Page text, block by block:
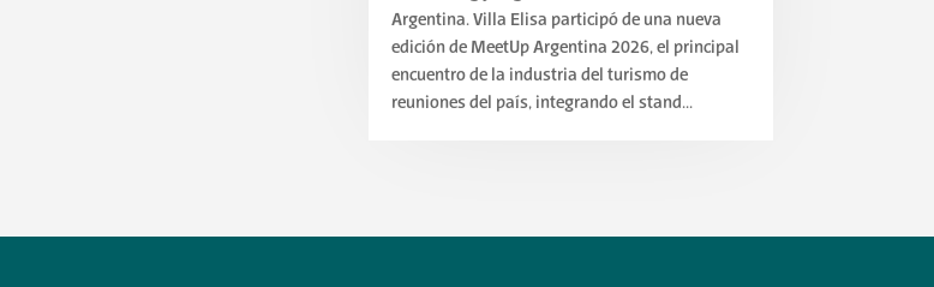
Argentina. Villa Elisa participó de una nueva
edición de MeetUp Argentina 2026, el principal
encuentro de la industria del turismo de
reuniones del país, integrando el stand...